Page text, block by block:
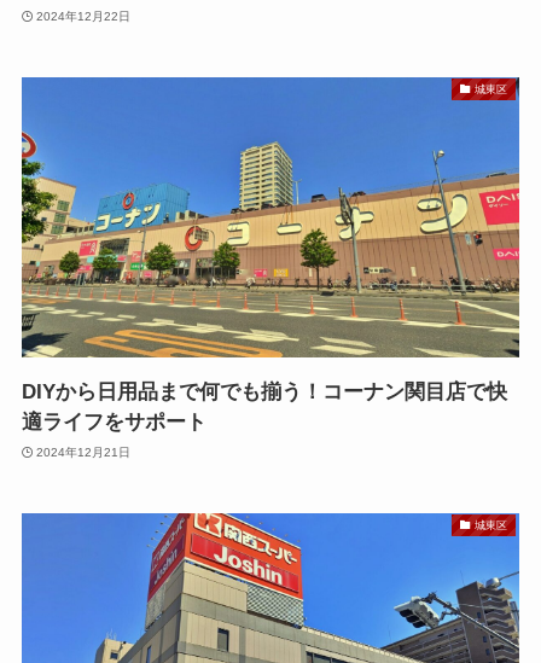
2024年12月22日
城東区
DIYから日用品まで何でも揃う！コーナン関目店で快
適ライフをサポート
2024年12月21日
城東区